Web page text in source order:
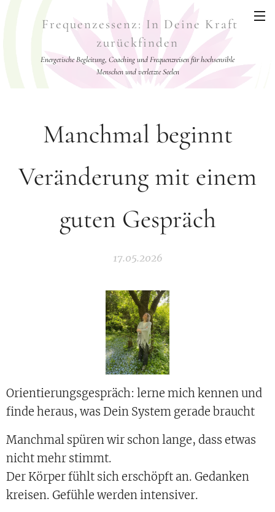
Frequenzessenz: In Deine Kraft
zurückfinden
Energetische Begleitung, Coaching und Frequenzreisen für hochsensible
Menschen und verletzte Seelen
Manchmal beginnt
Veränderung mit einem
guten Gespräch
17.05.2026
Orientierungsgespräch: lerne mich kennen und
finde heraus, was Dein System gerade braucht
Manchmal spüren wir schon lange, dass etwas
nicht mehr stimmt.
Der Körper fühlt sich erschöpft an. Gedanken
kreisen. Gefühle werden intensiver.